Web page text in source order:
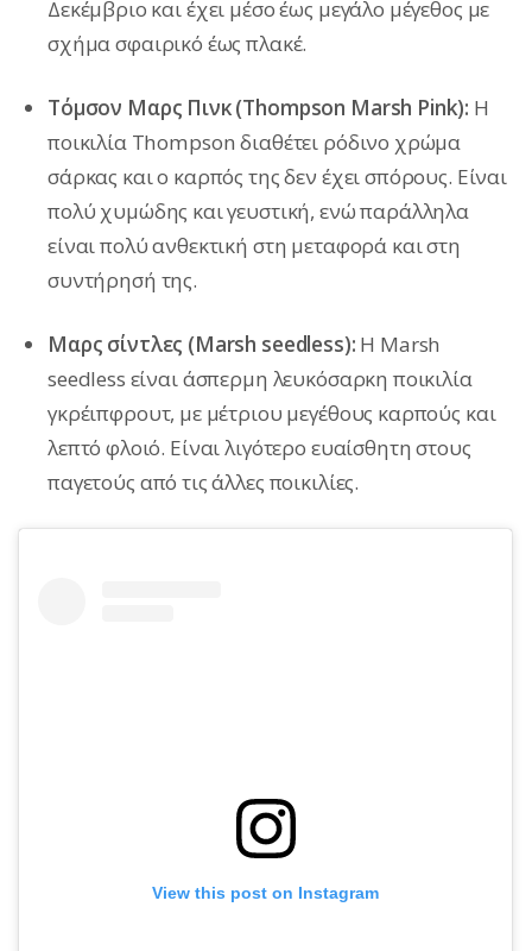
Δεκέμβριο και έχει μέσο έως μεγάλο μέγεθος με
σχήμα σφαιρικό έως πλακέ.
Τόμσον Μαρς Πινκ (Thompson Marsh Pink): Η
ποικιλία Thompson διαθέτει ρόδινο χρώμα
σάρκας και ο καρπός της δεν έχει σπόρους. Είναι
πολύ χυμώδης και γευστική, ενώ παράλληλα
είναι πολύ ανθεκτική στη μεταφορά και στη
συντήρησή της.
Μαρς σίντλες (Marsh seedless): Η Marsh
seedless είναι άσπερμη λευκόσαρκη ποικιλία
γκρέιπφρουτ, με μέτριου μεγέθους καρπούς και
λεπτό φλοιό. Είναι λιγότερο ευαίσθητη στους
παγετούς από τις άλλες ποικιλίες.
View this post on Instagram